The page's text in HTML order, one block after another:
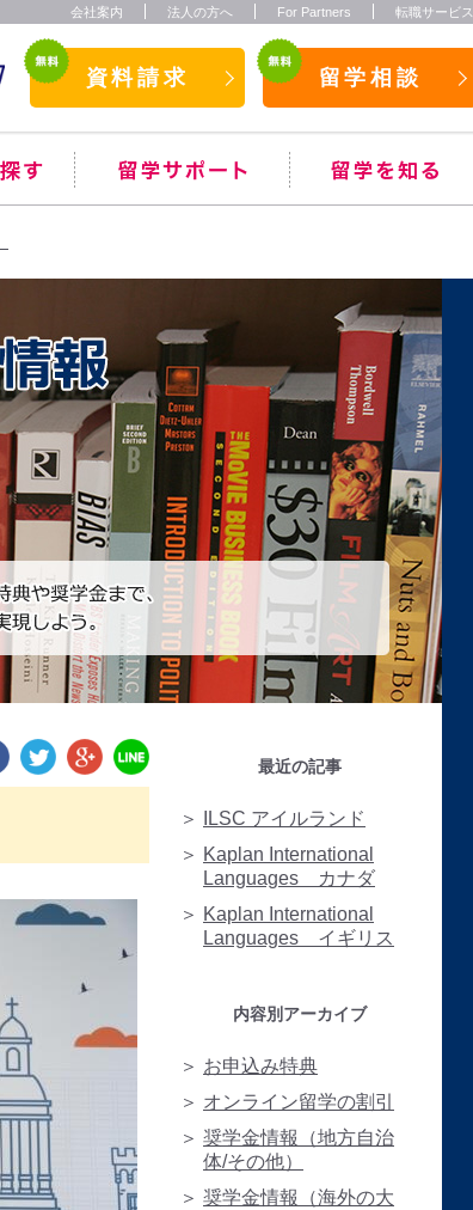
会社案内 法人の方へ For Partners 転職サービス
資料請求 留学相談
最近の記事
ILSC アイルランド
Kaplan International
Languages カナダ
Kaplan International
Languages イギリス
内容別アーカイブ
お申込み特典
オンライン留学の割引
奨学金情報（地方自治
体/その他）
奨学金情報（海外の大